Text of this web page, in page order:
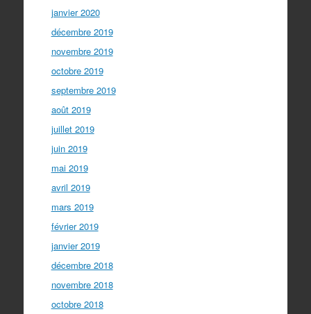
janvier 2020
décembre 2019
novembre 2019
octobre 2019
septembre 2019
août 2019
juillet 2019
juin 2019
mai 2019
avril 2019
mars 2019
février 2019
janvier 2019
décembre 2018
novembre 2018
octobre 2018